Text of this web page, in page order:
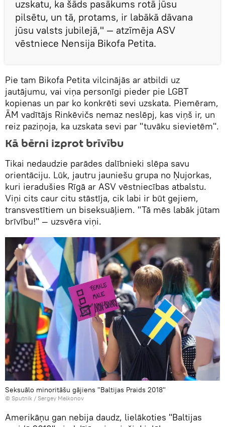
uzskatu, ka šāds pasākums rotā jūsu
pilsētu, un tā, protams, ir labākā dāvana
jūsu valsts jubilejā," — atzīmēja ASV
vēstniece Nensija Bikofa Petita.
Pie tam Bikofa Petita vilcinājās ar atbildi uz
jautājumu, vai viņa personīgi pieder pie LGBT
kopienas un par ko konkrēti sevi uzskata. Piemēram,
ĀM vadītājs Rinkēvičs nemaz neslēpj, kas viņš ir, un
reiz paziņoja, ka uzskata sevi par "tuvāku sievietēm".
Kā bērni izprot brīvību
Tikai nedaudzie parādes dalībnieki slēpa savu
orientāciju. Lūk, jautru jauniešu grupa no Ņujorkas,
kuri ieradušies Rīgā ar ASV vēstniecības atbalstu.
Viņi cits caur citu stāstīja, cik labi ir būt gejiem,
transvestītiem un biseksuāļiem. "Tā mēs labāk jūtam
brīvību!" — uzsvēra viņi.
Seksuālo minoritāšu gājiens "Baltijas Praids 2018"
© Sputnik / Sergey Melkonov
Amerikāņu gan nebija daudz, lielākoties "Baltijas